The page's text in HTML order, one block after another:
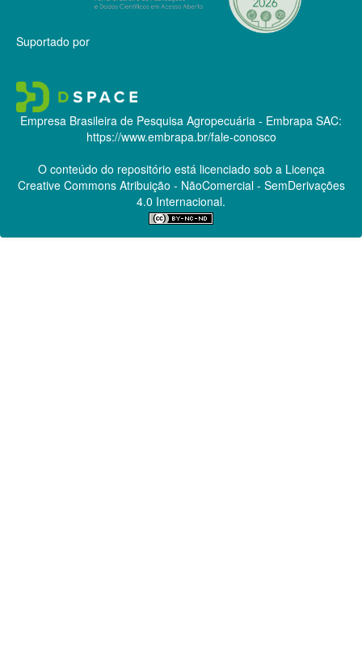
Suportado por
Empresa Brasileira de Pesquisa Agropecuária - Embrapa SAC:
https://www.embrapa.br/fale-conosco
O conteúdo do repositório está licenciado sob a Licença
Creative CommonsAtribuição - NãoComercial - SemDerivações
4.0 Internacional.